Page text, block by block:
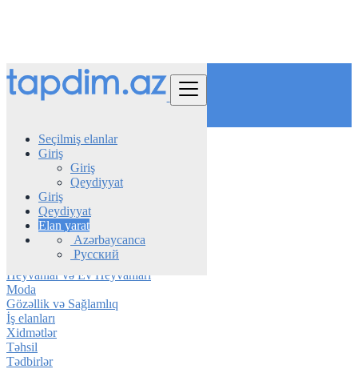
Seçilmiş elanlar
Giriş
Giriş
Qeydiyyat
Giriş
Qeydiyyat
Elan yarat
Azərbaycanca
Русский
Azerbaijan
Zaqatala
Avtomobil
Telefon & Planşet
Elektronika
Mebel & Məişət texnikası
Daşınmaz əmlak
Heyvanlar və Ev Heyvanları
Moda
Gözəllik və Sağlamlıq
İş elanları
Xidmətlər
Təhsil
Tədbirlər